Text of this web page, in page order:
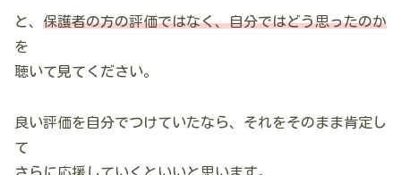
と、 保護者の方の評価ではなく、自分ではどう思ったのか
を
聴いて見てください。
良い評価を自分でつけていたなら、それをそのまま肯定し
て